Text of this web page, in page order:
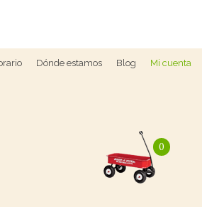
Dónde estamos Blog Mi cuenta
0